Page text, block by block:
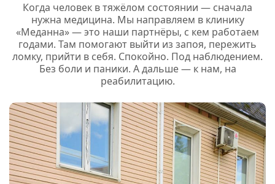
Когда человек в тяжёлом состоянии — сначала
нужна медицина. Мы направляем в клинику
«Меданна» — это наши партнёры, с кем работаем
годами. Там помогают выйти из запоя, пережить
ломку, прийти в себя. Спокойно. Под наблюдением.
Без боли и паники. А дальше — к нам, на
реабилитацию.